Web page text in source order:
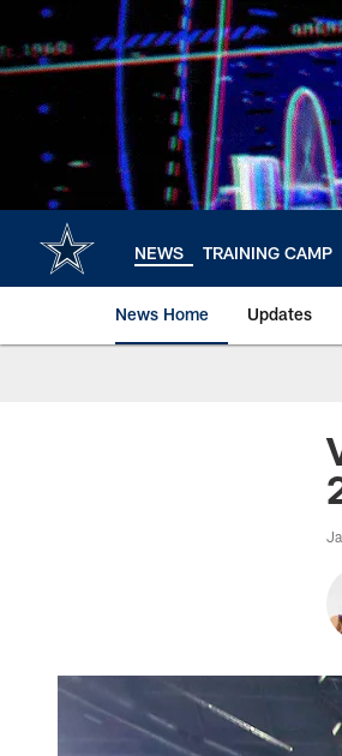
main
content
NEWS TRAINING CAMP
News Home Updates